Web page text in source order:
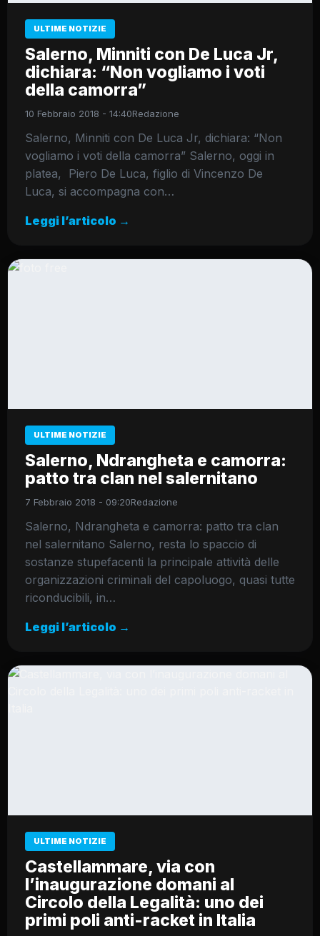
ULTIME NOTIZIE
Salerno, Minniti con De Luca Jr,
dichiara: “Non vogliamo i voti
della camorra”
10 Febbraio 2018 - 14:40Redazione
Salerno, Minniti con De Luca Jr, dichiara: “Non
vogliamo i voti della camorra” Salerno, oggi in
platea, Piero De Luca, figlio di Vincenzo De
Luca, si accompagna con…
Leggi l’articolo →
ULTIME NOTIZIE
Salerno, Ndrangheta e camorra:
patto tra clan nel salernitano
7 Febbraio 2018 - 09:20Redazione
Salerno, Ndrangheta e camorra: patto tra clan
nel salernitano Salerno, resta lo spaccio di
sostanze stupefacenti la principale attività delle
organizzazioni criminali del capoluogo, quasi tutte
riconducibili, in…
Leggi l’articolo →
ULTIME NOTIZIE
Castellammare, via con
l’inaugurazione domani al
Circolo della Legalità: uno dei
primi poli anti-racket in Italia